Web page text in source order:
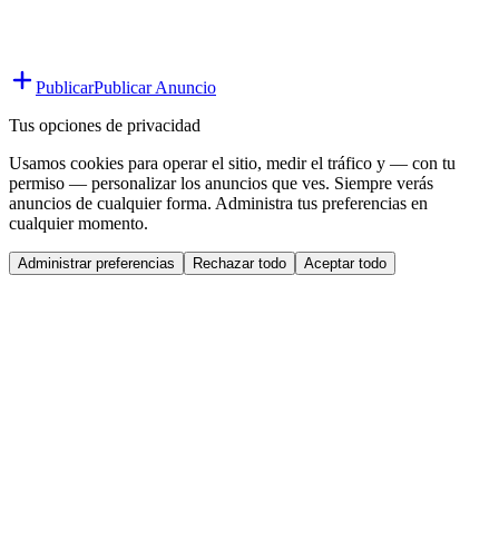
PublicarPublicar Anuncio
Tus opciones de privacidad
Usamos cookies para operar el sitio, medir el tráfico y — con tu
permiso — personalizar los anuncios que ves. Siempre verás
anuncios de cualquier forma. Administra tus preferencias en
cualquier momento.
Administrar preferencias Rechazar todo Aceptar todo